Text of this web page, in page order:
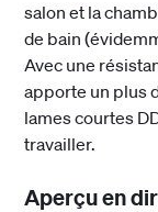
salon et la
de bain
Avec une
apporte un plus
lames courtes
travailler.
Aperçu en